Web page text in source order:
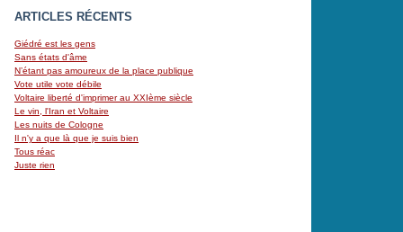
ARTICLES RÉCENTS
Giédré est les gens
Sans états d'âme
N’étant pas amoureux de la place publique
Vote utile vote débile
Voltaire liberté d'imprimer au XXIème siècle
Le vin, l'Iran et Voltaire
Les nuits de Cologne
Il n'y a que là que je suis bien
Tous réac
Juste rien